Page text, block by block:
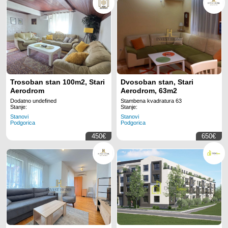
Trosoban stan 100m2, Stari
Aerodrom
Dodatno undefined
Stanje:
Stanovi
Podgorica
450€
Dvosoban stan, Stari
Aerodrom, 63m2
Stambena kvadratura 63
Stanje:
Stanovi
Podgorica
650€